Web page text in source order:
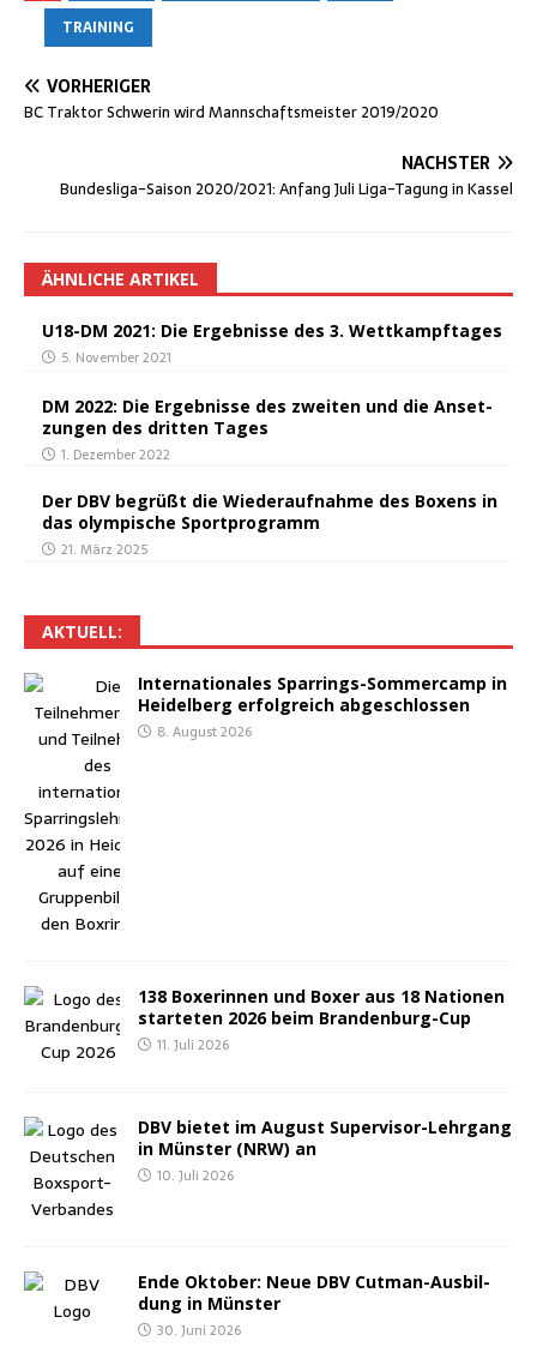
TRAINING
VORHERIGER
BC Trak­tor Schwe­rin wird Mann­schafts­meis­ter 2019/2020
NÄCHSTER
Bun­des­li­ga-Sai­son 2020/2021: Anfang Juli Liga-Tagung in Kassel
ÄHNLICHE ARTIKEL
U18-DM 2021: Die Ergeb­nis­se des 3. Wettkampftages
5. November 2021
DM 2022: Die Ergeb­nis­se des zwei­ten und die Anset­
zun­gen des drit­ten Tages
1. Dezember 2022
Der DBV begrüßt die Wie­der­auf­nah­me des Boxens in
das olym­pi­sche Sportprogramm
21. März 2025
AKTU­ELL:
Inter­na­tio­na­les Spar­rings-Som­mer­camp in
Hei­del­berg erfolg­reich abgeschlossen
8. August 2026
138 Boxe­rin­nen und Boxer aus 18 Natio­nen
star­te­ten 2026 beim Brandenburg-Cup
11. Juli 2026
DBV bie­tet im August Super­vi­sor-Lehr­gang
in Müns­ter (NRW) an
10. Juli 2026
Ende Okto­ber: Neue DBV Cut­man-Aus­bil­
dung in Münster
30. Juni 2026